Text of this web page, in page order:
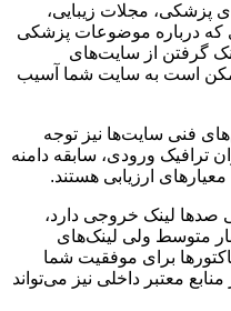
پزشکی، مجلات زیبایی،
درباره موضوعات پزشکی
گرفتن از سایت‌های
ممکن است به سایت شما آسیب
فنی سایت‌ها نیز توجه
ترافیک ورودی، سابقه دامنه
ارزیابی هستند.
صدها لینک خروجی دارد،
متوسط ولی لینک‌های
برای موفقیت شما
معتبر داخلی نیز می‌تواند